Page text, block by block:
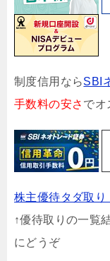
制度信用ならSBI
手数料の安さ でオ
株主優待タダ取
↑優待取りの一覧
にどうぞ